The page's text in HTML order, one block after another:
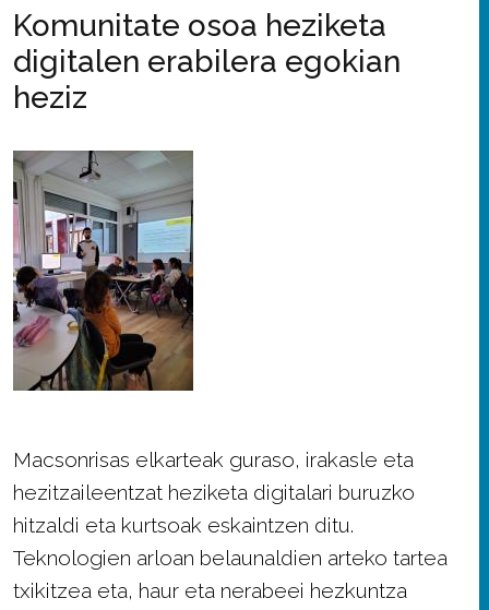
Komunitate osoa heziketa
digitalen erabilera egokian
heziz
Macsonrisas elkarteak guraso, irakasle eta
hezitzaileentzat heziketa digitalari buruzko
hitzaldi eta kurtsoak eskaintzen ditu.
Teknologien arloan belaunaldien arteko tartea
txikitzea eta, haur eta nerabeei hezkuntza